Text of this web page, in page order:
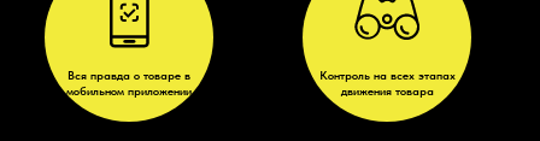
Вся правда о товаре в
мобильном приложении
Контроль на всех этапах
движения товара